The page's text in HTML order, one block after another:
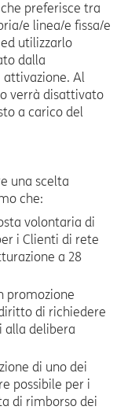
preferisce tra
e linea/e fissa/e
utilizzarlo
dalla
attivazione. Al
verrà disattivato
a carico del
una scelta
che:
volontaria di
i Clienti di rete
a 28
promozione
di richiedere
alla delibera
di uno dei
possibile per i
di rimborso dei